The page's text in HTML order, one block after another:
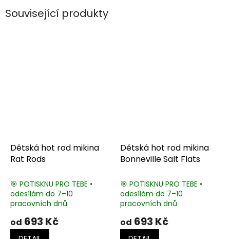
Související produkty
Dětská hot rod mikina
Rat Rods
🎯 POTISKNU PRO TEBE •
odesílám do 7–10
pracovních dnů
od 693 Kč
Dětská hot rod mikina
Bonneville Salt Flats
🎯 POTISKNU PRO TEBE •
odesílám do 7–10
pracovních dnů
od 693 Kč